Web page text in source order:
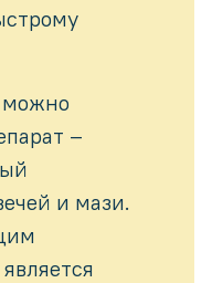
можно
–
и мази.